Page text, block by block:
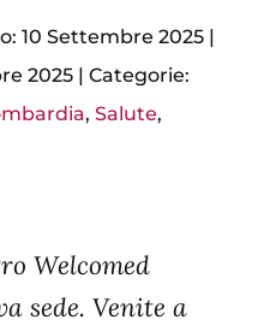
10 Settembre 2025|
2025| Categorie:
, Salute,
Welcomed
sede. Venite a